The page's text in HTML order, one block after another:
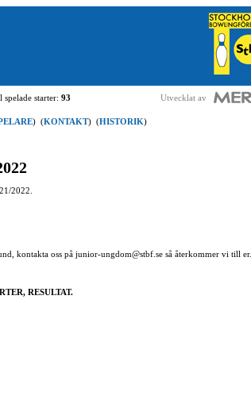
2022.
kontakta oss på junior-ungdom@stbf.se så återkommer vi till er.
RESULTAT.
spelade starter: 93 Utvecklat av
) (KONTAKT) (HISTORIK)